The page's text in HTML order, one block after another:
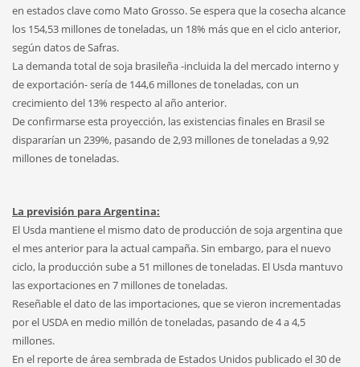
en estados clave como Mato Grosso. Se espera que la cosecha alcance
los 154,53 millones de toneladas, un 18% más que en el ciclo anterior,
según datos de Safras.
La demanda total de soja brasileña -incluida la del mercado interno y
de exportación- sería de 144,6 millones de toneladas, con un
crecimiento del 13% respecto al año anterior.
De confirmarse esta proyección, las existencias finales en Brasil se
dispararían un 239%, pasando de 2,93 millones de toneladas a 9,92
millones de toneladas.
La previsión para Argentina:
El Usda mantiene el mismo dato de producción de soja argentina que
el mes anterior para la actual campaña. Sin embargo, para el nuevo
ciclo, la producción sube a 51 millones de toneladas. El Usda mantuvo
las exportaciones en 7 millones de toneladas.
Reseñable el dato de las importaciones, que se vieron incrementadas
por el USDA en medio millón de toneladas, pasando de 4 a 4,5
millones.
En el reporte de área sembrada de Estados Unidos publicado el 30 de